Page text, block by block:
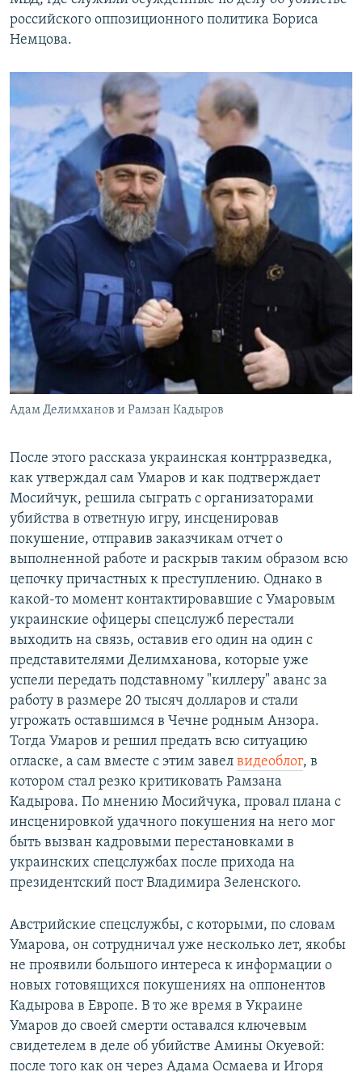
российского оппозиционного политика Бориса
Немцова.
Адам Делимханов и Рамзан Кадыров
После этого рассказа украинская контрразведка,
как утверждал сам Умаров и как подтверждает
Мосийчук, решила сыграть с организаторами
убийства в ответную игру, инсценировав
покушение, отправив заказчикам отчет о
выполненной работе и раскрыв таким образом всю
цепочку причастных к преступлению. Однако в
какой-то момент контактировавшие с Умаровым
украинские офицеры спецслужб перестали
выходить на связь, оставив его один на один с
представителями Делимханова, которые уже
успели передать подставному "киллеру" аванс за
работу в размере 20 тысяч долларов и стали
угрожать оставшимся в Чечне родным Анзора.
Тогда Умаров и решил предать всю ситуацию
огласке, а сам вместе с этим завел видеоблог, в
котором стал резко критиковать Рамзана
Кадырова. По мнению Мосийчука, провал плана с
инсценировкой удачного покушения на него мог
быть вызван кадровыми перестановками в
украинских спецслужбах после прихода на
президентский пост Владимира Зеленского.
Австрийские спецслужбы, с которыми, по словам
Умарова, он сотрудничал уже несколько лет, якобы
не проявили большого интереса к информации о
новых готовящихся покушениях на оппонентов
Кадырова в Европе. В то же время в Украине
Умаров до своей смерти оставался ключевым
свидетелем в деле об убийстве Амины Окуевой:
после того как он через Адама Осмаева и Игоря